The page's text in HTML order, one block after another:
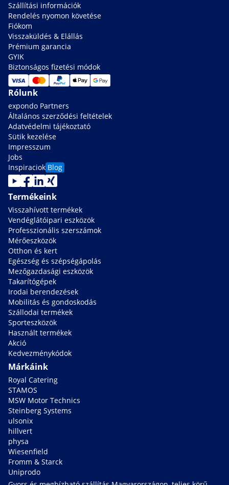
Szállítási információk
Rendelés nyomon követése
Fiókom
Visszaküldés & Elállás
Prémium garancia
GYIK
Biztonságos fizetési módok
Rólunk
expondo Partners
Általános szerződési feltételek
Adatvédelmi tájékoztató
Sütik kezelése
Impresszum
Jobs
Inspiraciok Blog
Termékeink
Visszahívott termékek
Vendéglátóipari eszközök
Professzionális szerszámok
Mérőeszközök
Otthon és kert
Egészség és szépségápolás
Mezőgazdasági eszközök
Takarítógépek
Irodai berendezések
Mobilitás és gondoskodás
Szállodai termékek
Sporteszközök
Használt termékek
Akció
Kedvezménykódok
Márkáink
Royal Catering
STAMOS
MSW Motor Technics
Steinberg Systems
ulsonix
hillvert
physa
Wiesenfield
Fromm & Starck
Uniprodo